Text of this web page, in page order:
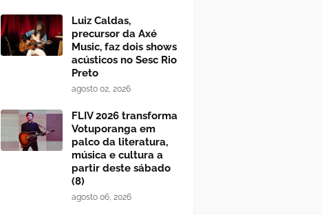
Luiz Caldas,
precursor da Axé
Music, faz dois shows
acústicos no Sesc Rio
Preto
agosto 02, 2026
FLIV 2026 transforma
Votuporanga em
palco da literatura,
música e cultura a
partir deste sábado
(8)
agosto 06, 2026